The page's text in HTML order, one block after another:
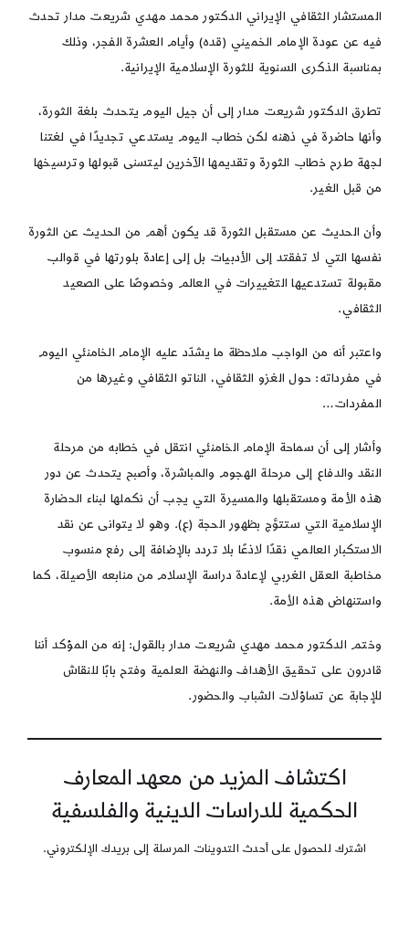
المستشار الثقافي الإيراني الدكتور محمد مهدي شريعت مدار تحدث
فيه عن عودة الإمام الخميني (قده) وأيام العشرة الفجر، وذلك
بمناسبة الذكرى السنوية للثورة الإسلامية الإيرانية.
تطرق الدكتور شريعت مدار إلى أن جيل اليوم يتحدث بلغة الثورة،
وأنها حاضرة في ذهنه لكن خطاب اليوم يستدعي تجديدًا في لغتنا
لجهة طرح خطاب الثورة وتقديمها الآخرين ليتسنى قبولها وترسيخها
من قبل الغير.
وأن الحديث عن مستقبل الثورة قد يكون أهم من الحديث عن الثورة
نفسها التي لا تفقتد إلى الأدبيات بل إلى إعادة بلورتها في قوالب
مقبولة تستدعيها التغييرات في العالم وخصوصًا على الصعيد
الثقافي.
واعتبر أنه من الواجب ملاحظة ما يشدّد عليه الإمام الخامنئي اليوم
في مفرداته: حول الغزو الثقافي، الناتو الثقافي وغيرها من
المفردات…
وأشار إلى أن سماحة الإمام الخامنئي انتقل في خطابه من مرحلة
النقد والدفاع إلى مرحلة الهجوم والمباشرة، وأصبح يتحدث عن دور
هذه الأمة ومستقبلها والمسيرة التي يجب أن نكملها لبناء الحضارة
الإسلامية التي ستتوَّج بظهور الحجة (ع). وهو لا يتوانى عن نقد
الاستكبار العالمي نقدًا لاذعًا بلا تردد بالإضافة إلى رفع منسوب
مخاطبة العقل الغربي لإعادة دراسة الإسلام من منابعه الأصيلة، كما
واستنهاض هذه الأمة.
وختم الدكتور محمد مهدي شريعت مدار بالقول: إنه من المؤكد أننا
قادرون على تحقيق الأهداف والنهضة العلمية وفتح بابًا للنقاش
للإجابة عن تساؤلات الشباب والحضور.
اكتشاف المزيد من معهد المعارف
الحكمية للدراسات الدينية والفلسفية
اشترك للحصول على أحدث التدوينات المرسلة إلى بريدك الإلكتروني.